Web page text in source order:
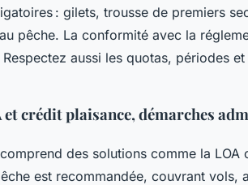
: gilets, trousse de premiers
pêche. La conformité avec la
aussi les quotas, périodes
crédit plaisance, démarches
comprend des solutions comme la LOA
est recommandée, couvrant vols,